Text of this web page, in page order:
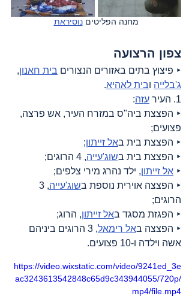
מחנה הפליטים נוסיראת
צפון הרצועה
‣ פיצוץ בתים באזורים הנצורים בית חאנון,
ג'בלייה ובית לאהיא.
1. העיר
עזה:
‣ הפצצת ביה"ס במזרח העיר, אש פרצה,
פצועים;
‣ הפצצת בית באל זייתון;
‣ הפצצת בית בשוג'עייה, 4 הרוגים;
‣ אל זייתון, ילד נהרג מירי צלפים;
‣ הפצצה אוירית נוספת בשוג'עייה
הרוגים;
‣ הפגזת מסגד באל זייתון, הרוג;
‣ הפצצה באל רימאל
, 3 הרוגים ביניהם
אשה וילדה ו-10 פצועים.
https://video.wixstatic.com/video/9241ed_3e
ac3243613542848c65d9c343944055/720p/
mp4/file.mp4